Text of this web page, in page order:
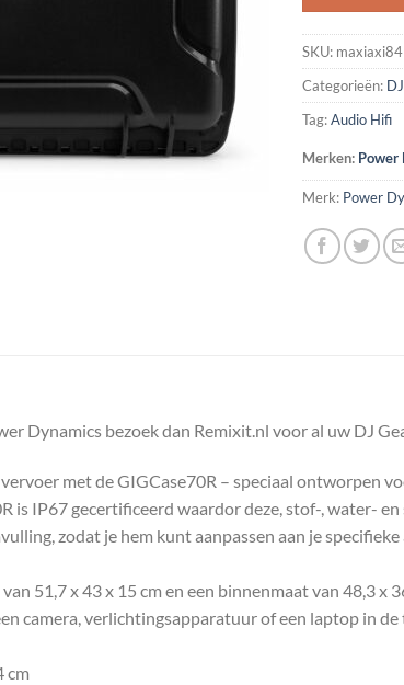
SKU:
Categorieën:
Tag:Audio Hifi
Merken: Power
Merk: Power
Dynamics bezoek dan Remixit.nl voor al uw DJ
met de GIGCase70R – speciaal ontworpen
is IP67 gecertificeerd waardor deze, stof-, water-
zodat je hem kunt aanpassen aan je
51,7 x 43 x 15 cm en een binnenmaat van 48,3 x
camera, verlichtingsapparatuur of een laptop in
cm